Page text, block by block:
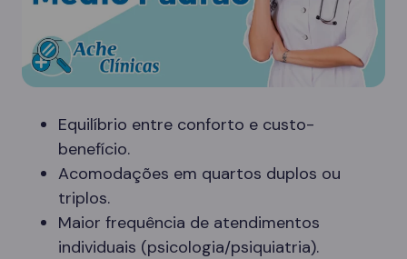
Equilíbrio entre conforto e custo-
benefício.
Acomodações em quartos duplos ou
triplos.
Maior frequência de atendimentos
individuais (psicologia/psiquiatria).